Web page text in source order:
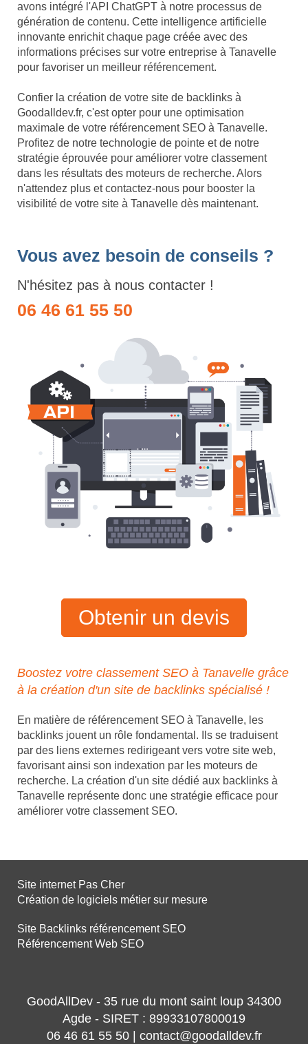
avons intégré l'API ChatGPT à notre processus de
génération de contenu. Cette intelligence artificielle
innovante enrichit chaque page créée avec des
informations précises sur votre entreprise à Tanavelle
pour favoriser un meilleur référencement.
Confier la création de votre site de backlinks à
Goodalldev.fr, c'est opter pour une optimisation
maximale de votre référencement SEO à Tanavelle.
Profitez de notre technologie de pointe et de notre
stratégie éprouvée pour améliorer votre classement
dans les résultats des moteurs de recherche. Alors
n'attendez plus et contactez-nous pour booster la
visibilité de votre site à Tanavelle dès maintenant.
Vous avez besoin de conseils ?
N'hésitez pas à nous contacter !
06 46 61 55 50
Obtenir un devis
Boostez votre classement SEO à Tanavelle grâce
à la création d'un site de backlinks spécialisé !
En matière de référencement SEO à Tanavelle, les
backlinks jouent un rôle fondamental. Ils se traduisent
par des liens externes redirigeant vers votre site web,
favorisant ainsi son indexation par les moteurs de
recherche. La création d'un site dédié aux backlinks à
Tanavelle représente donc une stratégie efficace pour
améliorer votre classement SEO.
Site internet Pas Cher
Création de logiciels métier sur mesure
Site Backlinks référencement SEO
Référencement Web SEO
GoodAllDev - 35 rue du mont saint loup 34300
Agde - SIRET : 89933107800019
06 46 61 55 50 | contact@goodalldev.fr